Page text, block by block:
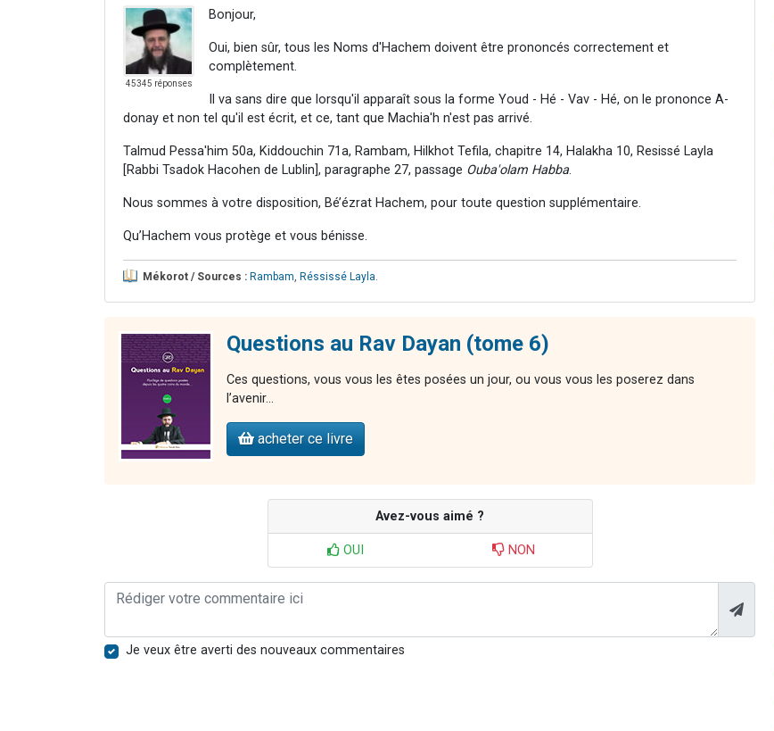
45345 réponses
Bonjour,
Oui, bien sûr, tous les Noms d'Hachem doivent être prononcés correctement et
complètement.
Il va sans dire que lorsqu'il apparaît sous la forme Youd - Hé - Vav - Hé, on le prononce A-
donay et non tel qu'il est écrit, et ce, tant que Machia'h n'est pas arrivé.
Talmud Pessa'him 50a, Kiddouchin 71a, Rambam, Hilkhot Tefila, chapitre 14, Halakha 10, Resissé Layla
[Rabbi Tsadok Hacohen de Lublin], paragraphe 27, passage Ouba'olam Habba.
Nous sommes à votre disposition, Bé’ézrat Hachem, pour toute question supplémentaire.
Qu’Hachem vous protège et vous bénisse.
Mékorot / Sources : Rambam Réssissé Layla
Questions au Rav Dayan (tome 6)
Ces questions, vous vous les êtes posées un jour, ou vous vous les poserez dans
l’avenir…
acheter ce livre
Avez-vous aimé ?
OUI NON
Je veux être averti des nouveaux commentaires